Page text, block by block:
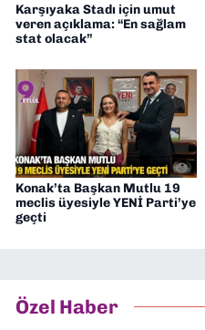
Karşıyaka Stadı için umut
veren açıklama: “En sağlam
stat olacak”
Konak’ta Başkan Mutlu 19
meclis üyesiyle YENİ Parti’ye
geçti
Özel Haber